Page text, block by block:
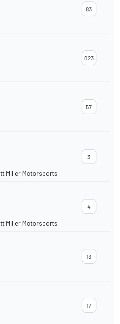
83
023
57
Miller Motorsports
3
Miller Motorsports
4
13
17